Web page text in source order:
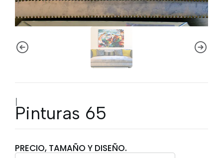
|
Pinturas 65
PRECIO, TAMAÑO Y DISEÑO.